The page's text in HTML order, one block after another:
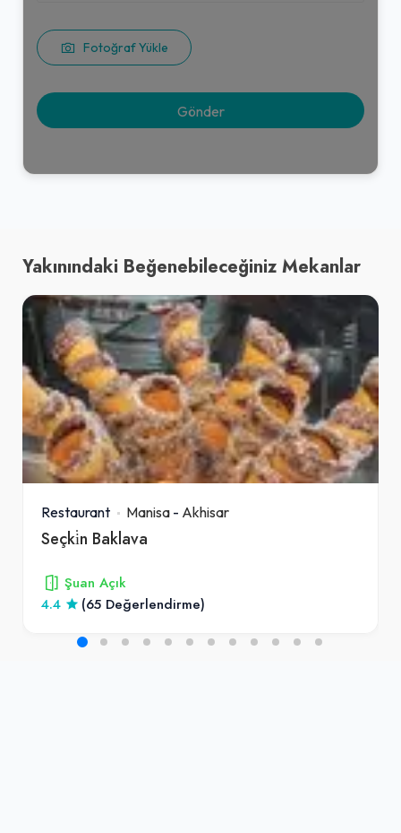
Fotoğraf Yükle
Yakınındaki Beğenebileceğiniz Mekanlar
Restaurant Manisa - Akhisar
Seçki̇n Baklava
Şuan Açık
4.4
(65 Değerlendirme)